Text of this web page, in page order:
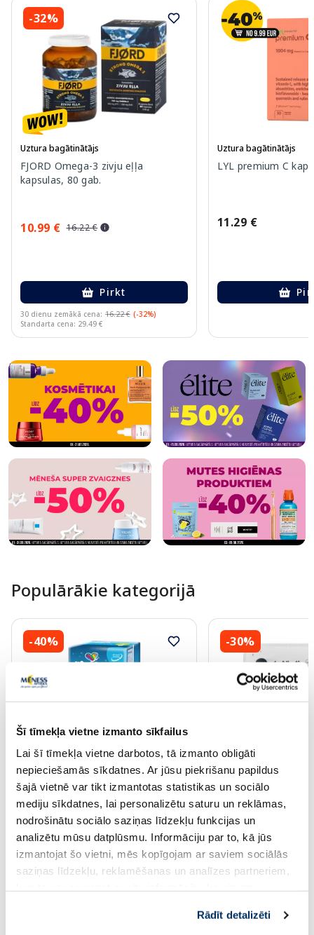
Šī tīmekļa vietne izmanto sīkfailus
Lai šī tīmekļa vietne darbotos, tā izmanto obligāti
nepieciešamās sīkdatnes. Ar jūsu piekrišanu papildus
šajā vietnē var tikt izmantotas statistikas un sociālo
mediju sīkdatnes, lai personalizētu saturu un reklāmas,
nodrošinātu sociālo saziņas līdzekļu funkcijas un
analizētu mūsu datplūsmu. Informāciju par to, kā jūs
izmantojat šo vietni, mēs kopīgojam ar saviem sociālās
saziņas līdzekļu, reklamēšanas un analīzes partneriem,
pakalpojumus. Ja piekrītat šo papildu sīkdatņu
Rādīt detalizēti
-32%
Uztura bagātinātājs
FJORD Omega-3 zivju eļļa
kapsulas, 80 gab.
10.99 € 16.22 €
Pirkt
30 dienu zemākā cena: 16.22 € (-32%)
Standarta cena: 29.49 €
Uztura bagātinātājs
LYL premium C
11.29 €
Populārākie kategorijā
-40%
MAGICS Pyjama Pants L (27-57 kg)
biksītes, 12 gab.
5.51 €
Pirkt
-30%
GEGE Genius Baby
Maxi 4 biksītes, 40
15.25 €